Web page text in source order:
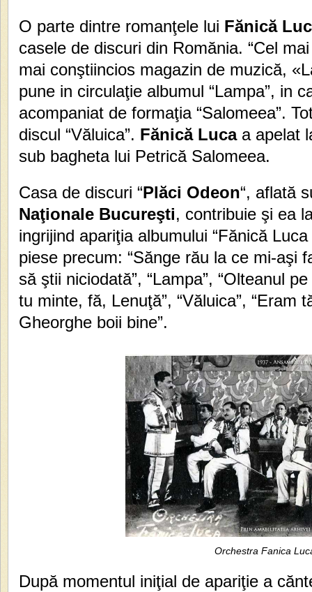
O parte dintre romanţele lui Fănică
casele de discuri din Romănia. “Cel
mai conştiincios magazin de muzică,
pune in circulaţie albumul “Lampa”, in
acompaniat de formaţia “Salomeea”.
discul “Văluica”. Fănică Lucaa apelat
sub bagheta lui Petrică Salomeea.
Casa de discuri “Plăci Odeon“, aflată
Naţionale Bucureşti, contribuie şi ea
ingrijind apariţia albumului “Fănică
piese precum: “Sănge rău la ce mi-aşi
să ştii niciodată”, “Lampa”, “Olteanul
tu minte, fă, Lenuţă”, “Văluica”, “Eram
Gheorghe boii bine”.
Orchestra Fanica
După momentul iniţial de apariţie a